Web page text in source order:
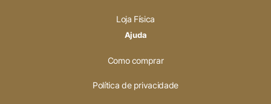
Loja Física
Ajuda
Como comprar
Política de privacidade